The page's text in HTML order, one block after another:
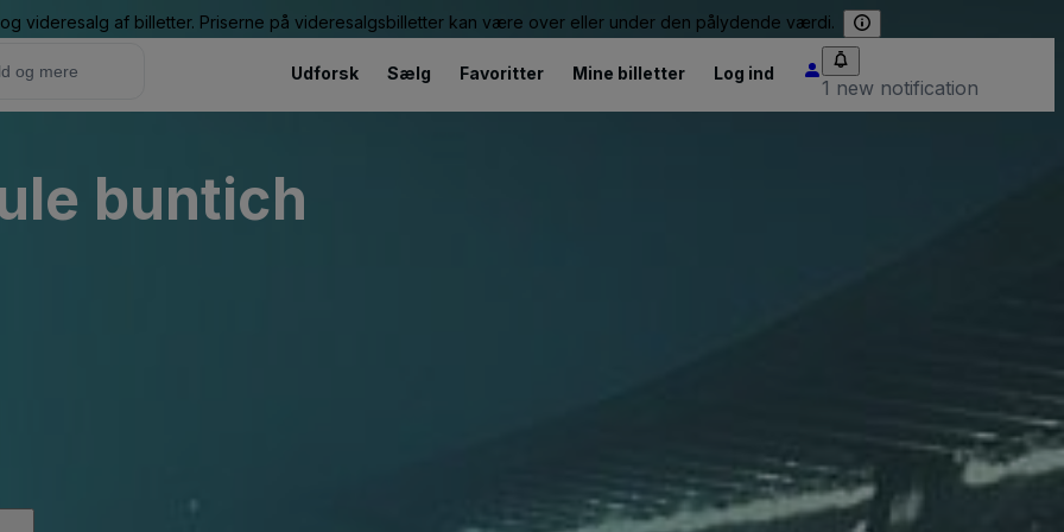
videresalg af billetter. Priserne på videresalgsbilletter kan være over eller under den pålydende værdi.
Udforsk Sælg Favoritter Mine billetter Log ind
1 new notification
buntich